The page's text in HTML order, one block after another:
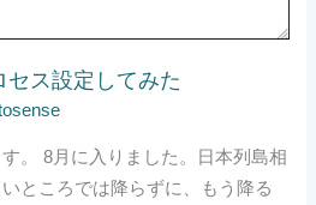
ス設定してみた
。 8月に入りました。日本列島相
ところでは降らずに、もう降る